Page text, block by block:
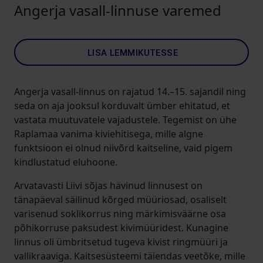
Angerja vasall-linnuse varemed
LISA LEMMIKUTESSE
Angerja vasall-linnus on rajatud 14.–15. sajandil ning
seda on aja jooksul korduvalt ümber ehitatud, et
vastata muutuvatele vajadustele. Tegemist on ühe
Raplamaa vanima kiviehitisega, mille algne
funktsioon ei olnud niivõrd kaitseline, vaid pigem
kindlustatud eluhoone.
Arvatavasti Liivi sõjas hävinud linnusest on
tänapäeval säilinud kõrged müüriosad, osaliselt
varisenud soklikorrus ning märkimisväärne osa
põhikorruse paksudest kivimüüridest. Kunagine
linnus oli ümbritsetud tugeva kivist ringmüüri ja
vallikraaviga. Kaitsesüsteemi täiendas veetõke, mille